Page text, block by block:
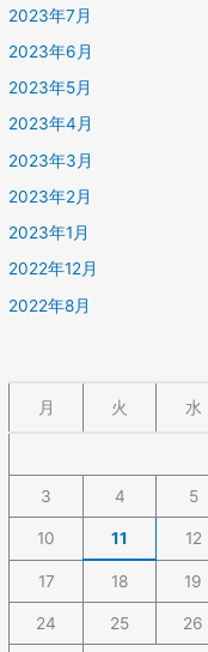
2023年7月
2023年6月
2023年5月
2023年4月
2023年3月
2023年2月
2023年1月
2022年12月
2022年8月
月 火 水
3 4 5
10 11 12
17 18 19
24 25 26